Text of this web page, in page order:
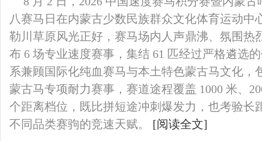
八赛马日在内蒙古少数民族群众文化体育运动中
勒川草原风光正好，赛马场内人声鼎沸、氛围热
布 6 场专业速度赛事，集结 61 匹经过严格遴选
系兼顾国际化纯血赛马与本土特色蒙古马文化，
蒙古马专项耐力赛事，赛道途程覆盖 1000 米、
个距离档位，既比拼短途冲刺爆发力，也考验长
不同品类赛驹的竞速天赋。 [阅读全文]